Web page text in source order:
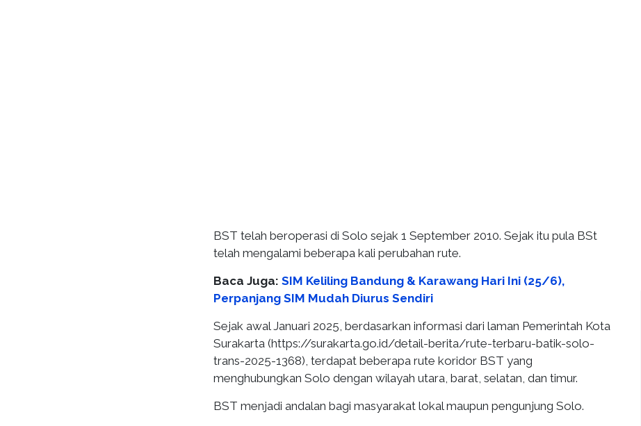
BST telah beroperasi di Solo sejak 1 September 2010. Sejak itu pula BSt
telah mengalami beberapa kali perubahan rute.
Baca Juga: SIM Keliling Bandung & Karawang Hari Ini (25/6),
Perpanjang SIM Mudah Diurus Sendiri
Sejak awal Januari 2025, berdasarkan informasi dari laman Pemerintah Kota
Surakarta (https://surakarta.go.id/detail-berita/rute-terbaru-batik-solo-
trans-2025-1368), terdapat beberapa rute koridor BST yang
menghubungkan Solo dengan wilayah utara, barat, selatan, dan timur.
BST menjadi andalan bagi masyarakat lokal maupun pengunjung Solo.